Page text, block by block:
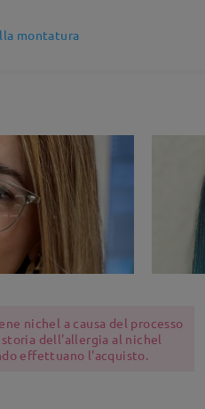
montatura
nichel a causa del processo
dell'allergia al nichel
effettuano l'acquisto.